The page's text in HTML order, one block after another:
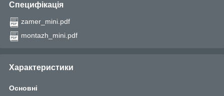
Специфікація
zamer_mini.pdf
montazh_mini.pdf
Характеристики
Основні